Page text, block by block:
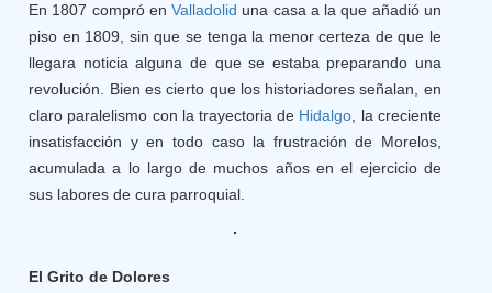
En 1807 compró enValladolid una casa a la que añadió un
piso en 1809, sin que se tenga la menor certeza de que le
llegara noticia alguna de que se estaba preparando una
revolución. Bien es cierto que los historiadores señalan, en
claro paralelismo con la trayectoria de Hidalgo , la creciente
insatisfacción y en todo caso la frustración de Morelos,
acumulada a lo largo de muchos años en el ejercicio de
sus labores de cura parroquial.
El Grito de Dolores